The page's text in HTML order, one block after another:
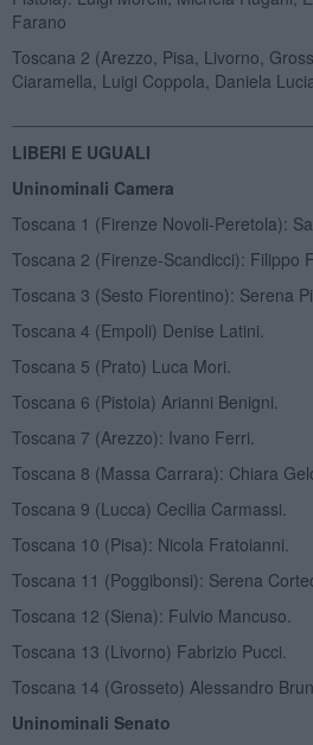
Farano
Toscana 2 (Arezzo, Pisa, Livorno,
Ciaramella, Luigi Coppola, Daniela
LIBERI E UGUALI
Uninominali Camera
Toscana 1 (Firenze Novoli-Peretola):
Toscana 2 (Firenze-Scandicci): Filippo
Toscana 3 (Sesto Fiorentino): Serena
Toscana 4 (Empoli) Denise Latini.
Toscana 5 (Prato) Luca Mori.
Toscana 6 (Pistoia) Arianni Benigni.
Toscana 7 (Arezzo): Ivano Ferri.
Toscana 8 (Massa Carrara): Chiara
Toscana 9 (Lucca) Cecilia Carmassi.
Toscana 10 (Pisa): Nicola Fratoianni.
Toscana 11 (Poggibonsi): Serena
Toscana 12 (Siena): Fulvio Mancuso.
Toscana 13 (Livorno) Fabrizio Pucci.
Toscana 14 (Grosseto) Alessandro
Uninominali Senato